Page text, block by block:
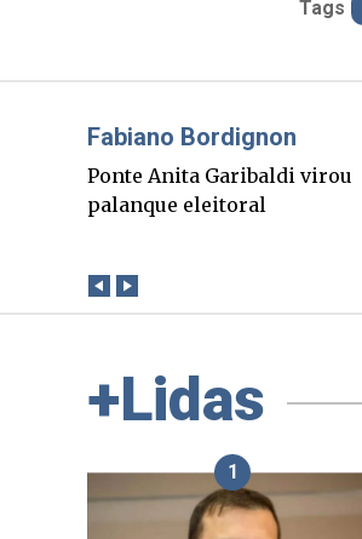
Tags
Misael Elias
O Boato corre mais rápido
que a verdade. Mas quem
+Lidas
1